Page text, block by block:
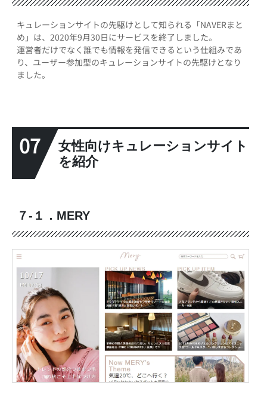
キュレーションサイトの先駆けとして知られる「NAVERまと
め」は、2020年9月30日にサービスを終了しました。
運営者だけでなく誰でも情報を発信できるという仕組みであ
り、ユーザー参加型のキュレーションサイトの先駆けとなり
ました。
07
女性向けキュレーションサイト
を紹介
７-１．MERY